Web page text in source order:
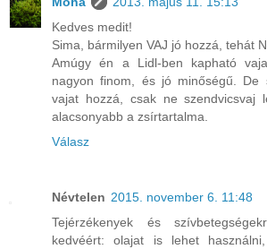
Kedves medit!
Sima, bármilyen VAJ jó hozzá, tehát
Amúgy én a Lidl-ben kapható
nagyon finom, és jó minőségű. De
vajat hozzá, csak ne szendvicsvaj
alacsonyabb a zsírtartalma.
Válasz
Névtelen 2015. november 6. 11:48
Tejérzékenyek és
kedvéért: olajat is lehet